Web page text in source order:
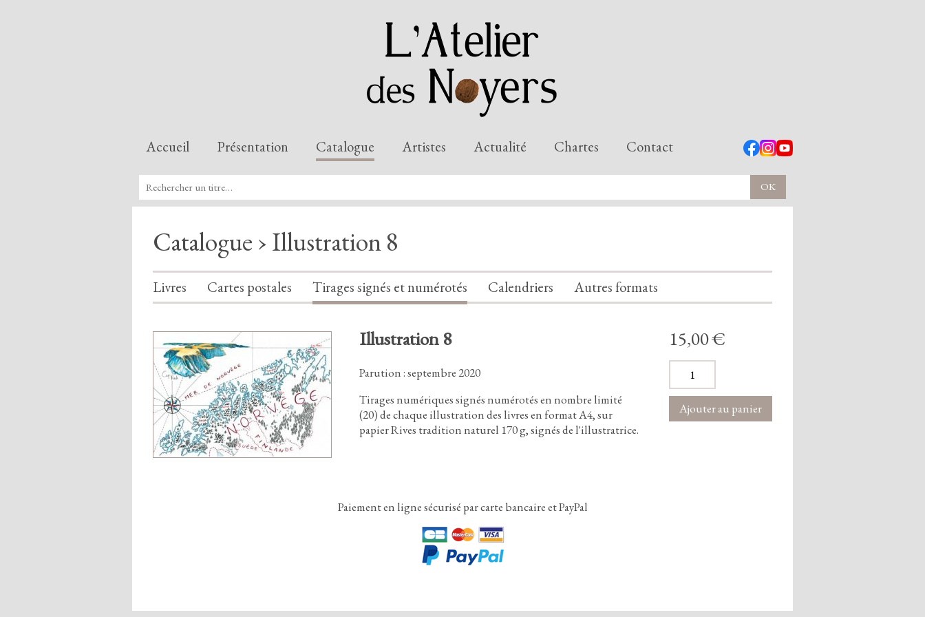
Accueil Présentation Catalogue Artistes Actualité Chartes Contact
Catalogue › Illustration 8
Livres Cartes postales Tirages signés et numérotés Calendriers Autres formats
15,00 €
Illustration 8
Parution : septembre 2020
Tirages numériques signés numérotés en nombre limité
(20)de chaque illustration des livres en format A4,sur
papier Rives tradition naturel 170g,signés de l'illustratrice.
Paiement en ligne sécurisé par carte bancaire et PayPal